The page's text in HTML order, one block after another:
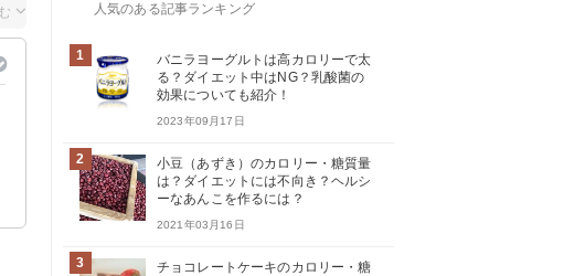
人気のある記事ランキング
1
バニラヨーグルトは高カロリーで太
る？ダイエット中はNG？乳酸菌の
効果についても紹介！
2023年09月17日
2
小豆（あずき）のカロリー・糖質量
は？ダイエットには不向き？ヘルシ
ーなあんこを作るには？
2021年03月16日
3
チョコレートケーキのカロリー・糖